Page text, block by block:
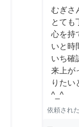
むぎさ
とても
心を持
いと時
いち確
来上が
りたい
^_^
依頼され